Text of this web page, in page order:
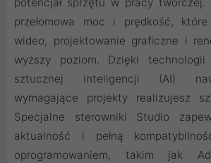
potencjał sprzętu w pracy twórczej.
przełomowa moc i prędkość,
wideo, projektowanie graficzne i
wyższy poziom. Dzięki
sztucznej inteligencji (AI)
wymagające projekty realizujesz
Specjalne sterowniki Studio
aktualność i pełną
oprogramowaniem, takim jak